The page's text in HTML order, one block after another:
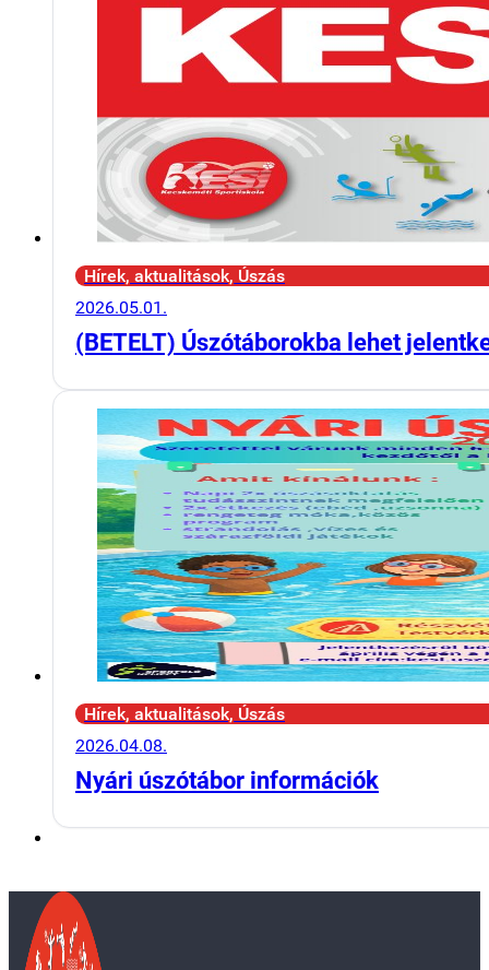
Hírek, aktualitások, Úszás
2026.05.01.
(BETELT) Úszótáborokba lehet
Hírek, aktualitások, Úszás
2026.04.08.
Nyári úszótábor információk